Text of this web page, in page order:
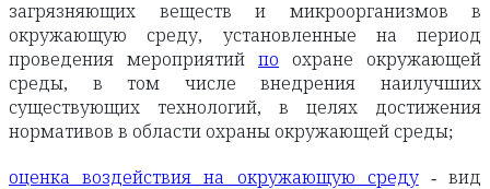
загрязняющих веществ и микроорганизмов в
окружающую среду, установленные на период
проведения мероприятий по охране окружающей
среды, в том числе внедрения наилучших
существующих технологий, в целях достижения
нормативов в области охраны окружающей среды;
оценка воздействия на окружающую среду- вид